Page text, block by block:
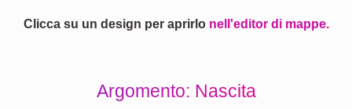
Clicca su un design per aprirlo nell'editor di mappe.
Argomento: Nascita